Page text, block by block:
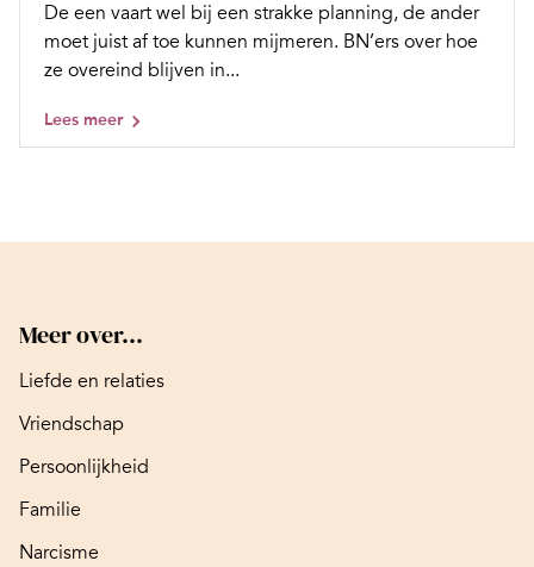
De een vaart wel bij een strakke planning, de ander
moet juist af toe kunnen mijmeren. BN’ers over hoe
ze overeind blijven in...
Lees meer
Meer over...
Liefde en relaties
Vriendschap
Persoonlijkheid
Familie
Narcisme